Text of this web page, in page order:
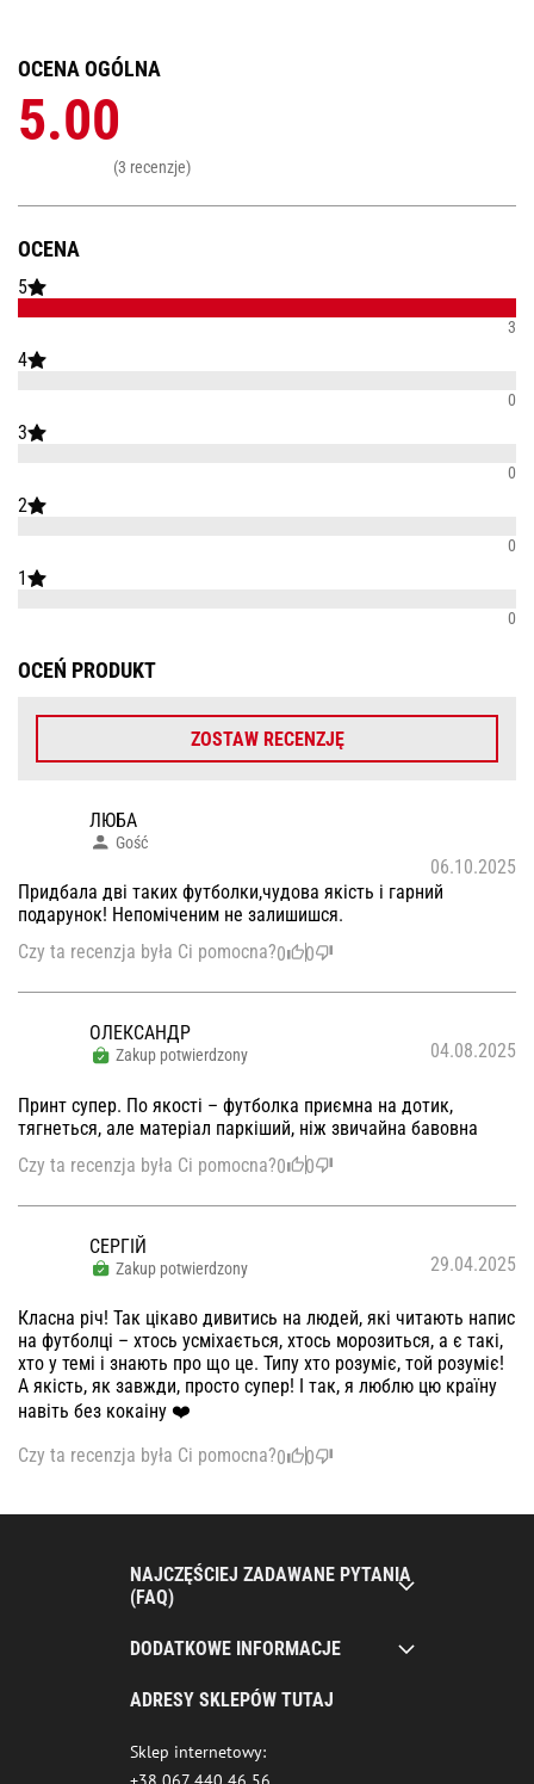
OCENA
5
3
4
0
3
0
2
0
1
0
OCENA OGÓLNA
5.00
(3 recenzje)
OCEŃ PRODUKT
ZOSTAW RECENZJĘ
ЛЮБА
Gość
06.10.2025
Придбала дві таких футболки,чудова якість і гарний
подарунок! Непоміченим не залишишся.
Czy ta recenzja była Ci pomocna?0 0
ОЛЕКСАНДР
Zakup potwierdzony 04.08.2025
Принт супер. По якості – футболка приємна на дотик,
тягнеться, але матеріал паркіший, ніж звичайна бавовна
Czy ta recenzja była Ci pomocna?0 0
СЕРГІЙ
Zakup potwierdzony 29.04.2025
Класна річ! Так цікаво дивитись на людей, які читають напис
на футболці – хтось усміхається, хтось морозиться, а є такі,
хто у темі і знають про що це. Типу хто розуміє, той розуміє!
А якість, як завжди, просто супер! І так, я люблю цю країну
навіть без кокаіну ❤️
Czy ta recenzja była Ci pomocna?0 0
NAJCZĘŚCIEJ ZADAWANE PYTANIA
(FAQ)
DODATKOWE INFORMACJE
ADRESY SKLEPÓW TUTAJ
Sklep internetowy: